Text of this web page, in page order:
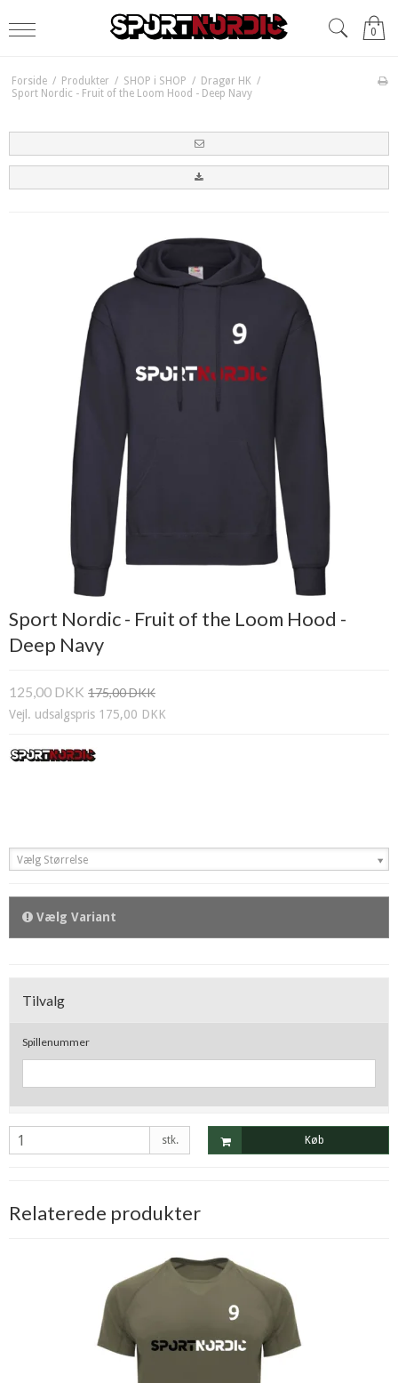
0
Forside / Produkter / SHOP i SHOP / Dragør HK /
Sport Nordic - Fruit of the Loom Hood - Deep Navy
Sport Nordic - Fruit of the Loom Hood -
Deep Navy
125,00 DKK 175,00 DKK
Vejl. udsalgspris 175,00 DKK
Vælg Størrelse
Vælg Variant
Tilvalg
Spillenummer
stk. Køb
Relaterede produkter